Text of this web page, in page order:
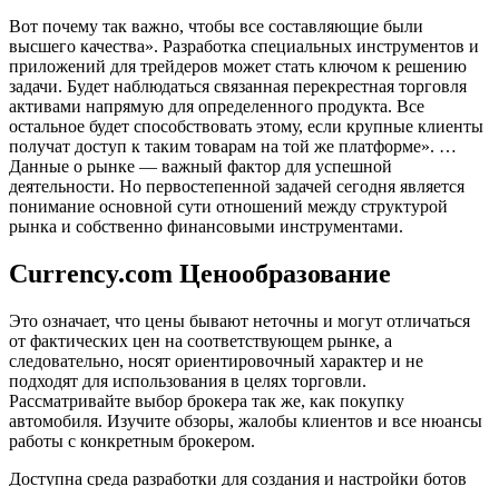
Вот почему так важно, чтобы все составляющие были
высшего качества». Разработка специальных инструментов и
приложений для трейдеров может стать ключом к решению
задачи. Будет наблюдаться связанная перекрестная торговля
активами напрямую для определенного продукта. Все
остальное будет способствовать этому, если крупные клиенты
получат доступ к таким товарам на той же платформе». …
Данные о рынке — важный фактор для успешной
деятельности. Но первостепенной задачей сегодня является
понимание основной сути отношений между структурой
рынка и собственно финансовыми инструментами.
Currency.com Ценообразование
Это означает, что цены бывают неточны и могут отличаться
от фактических цен на соответствующем рынке, а
следовательно, носят ориентировочный характер и не
подходят для использования в целях торговли.
Рассматривайте выбор брокера так же, как покупку
автомобиля. Изучите обзоры, жалобы клиентов и все нюансы
работы с конкретным брокером.
Доступна среда разработки для создания и настройки ботов